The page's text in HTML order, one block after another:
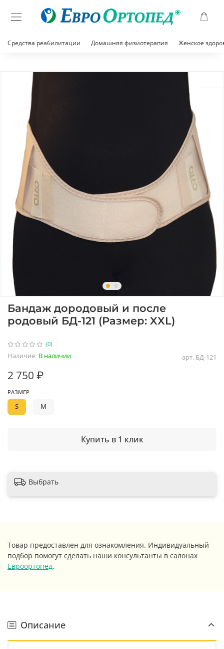
Средства реабилитации Домашняя физиотерапия Женское
(0)
арт. БД-121
Наличие: В наличии
Бандаж дородовый и после
родовый БД-121 (Размер: XXL)
2 750 ₽
Купить в 1 клик
РАЗМЕР
S M
Выбрать
Товар предоставлен для ознакомления. Индивидуальный
подбор помогут сделать наши консультанты в салонах
Евроортопед.
Описание